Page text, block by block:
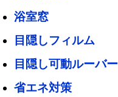
浴室窓
目隠しフィルム
目隠し可動ルーバー
省エネ対策